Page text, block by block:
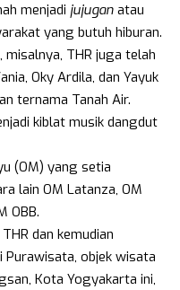
menjadi jujugan atau
yang butuh hiburan.
THR juga telah
Oky Ardila, dan Yayuk
ternama Tanah Air.
kiblat musik dangdut
(OM) yang setia
lain OM Latanza, OM
OBB.
dan kemudian
Purawisata, objek wisata
Kota Yogyakarta ini,